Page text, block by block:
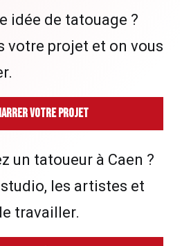
idée de tatouage ?
votre projet et on vous
votre projet
un tatoueur à Caen ?
les artistes et
travailler.